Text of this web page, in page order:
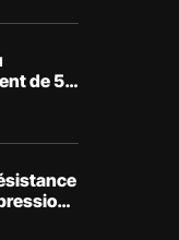
de 55